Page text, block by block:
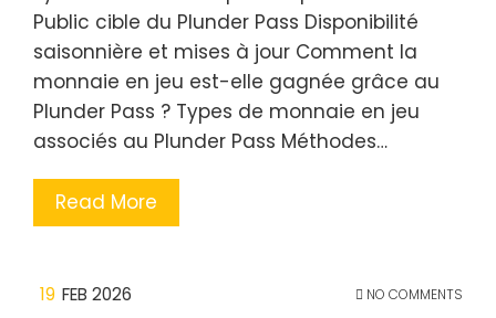
Public cible du Plunder Pass Disponibilité
saisonnière et mises à jour Comment la
monnaie en jeu est-elle gagnée grâce au
Plunder Pass ? Types de monnaie en jeu
associés au Plunder Pass Méthodes…
Read More
19 FEB 2026 NO COMMENTS